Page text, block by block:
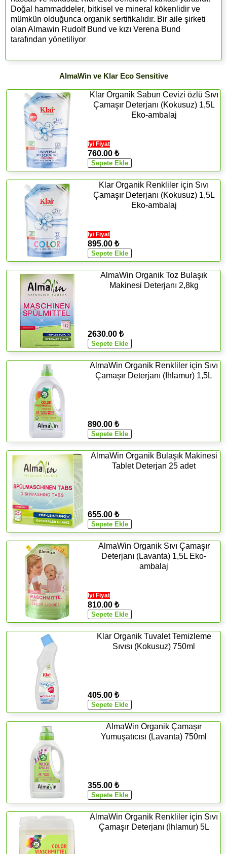
Doğal hammaddeler, bitkisel ve mineral kökenlidir ve
mümkün olduğunca organik sertifikalıdır. Bir aile şirketi
olan Almawin Rudolf Bund ve kızı Verena Bund
tarafından yönetiliyor
AlmaWin ve Klar Eco Sensitive
Klar Organik Sabun Cevizi özlü Sıvı
Çamaşır Deterjanı (Kokusuz) 1,5L
Eko-ambalaj
İyi Fiyat
760.00 ₺
Klar Organik Renkliler için Sıvı
Çamaşır Deterjanı (Kokusuz) 1,5L
Eko-ambalaj
İyi Fiyat
895.00 ₺
AlmaWin Organik Toz Bulaşık
Makinesi Deterjanı 2,8kg
2630.00 ₺
AlmaWin Organik Renkliler için Sıvı
Çamaşır Deterjanı (Ihlamur) 1,5L
890.00 ₺
AlmaWin Organik Bulaşık Makinesi
Tablet Deterjan 25 adet
655.00 ₺
AlmaWin Organik Sıvı Çamaşır
Deterjanı (Lavanta) 1,5L Eko-
ambalaj
İyi Fiyat
810.00 ₺
Klar Organik Tuvalet Temizleme
Sıvısı (Kokusuz) 750ml
405.00 ₺
AlmaWin Organik Çamaşır
Yumuşatıcısı (Lavanta) 750ml
355.00 ₺
AlmaWin Organik Renkliler için Sıvı
Çamaşır Deterjanı (Ihlamur) 5L